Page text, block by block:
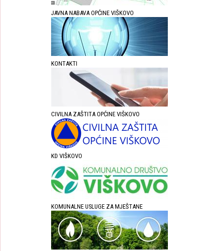
JAVNA NABAVA OPĆINE VIŠKOVO
KONTAKTI
CIVILNA ZAŠTITA OPĆINE VIŠKOVO
KD VIŠKOVO
KOMUNALNE USLUGE ZA MJEŠTANE